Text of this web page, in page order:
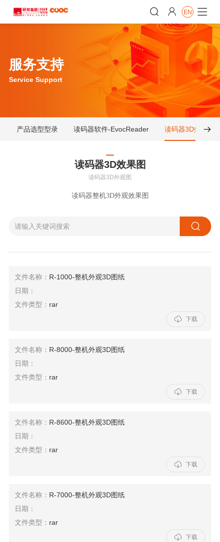


 EN
服务支持
Service Support
产品选型型录 读码器软件-EvocReader 读码器3D效果图

读码器3D效果图
读码器3D外观图
读码器整机3D外观效果图

文件名称： R-1000-整机外观3D图纸
日期：
文件类型： rar
 下载
文件名称： R-8000-整机外观3D图纸
日期：
文件类型： rar
 下载
文件名称： R-8600-整机外观3D图纸
日期：
文件类型： rar
 下载
文件名称： R-7000-整机外观3D图纸
日期：
文件类型： rar
 下载